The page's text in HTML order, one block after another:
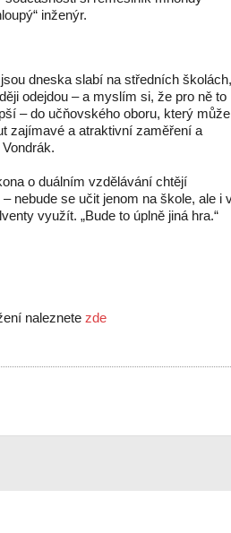
inženýr.
jsou dneska slabí na středních školách,
odejdou – a myslím si, že pro ně to
– do učňovského oboru, který může
zajímavé a atraktivní zaměření a
o duálním vzdělávání chtějí
nebude se učit jenom na škole, ale i
využít. „Bude to úplně jiná hra.“
naleznete zde